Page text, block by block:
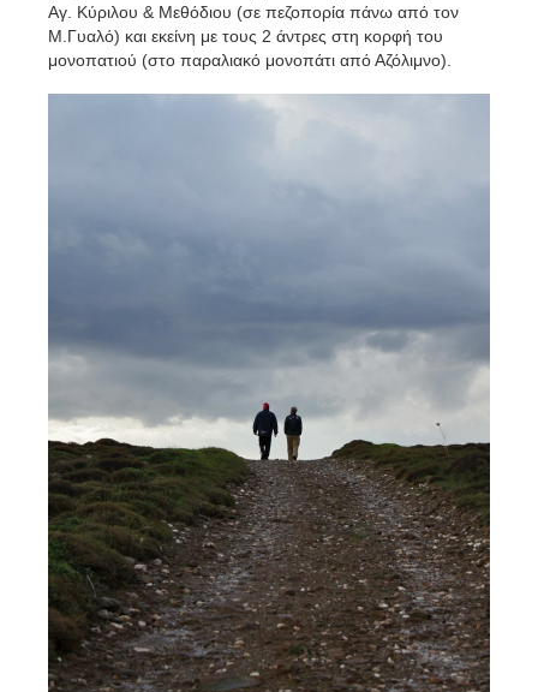
Αγ. Κύριλου & Μεθόδιου (σε πεζοπορία πάνω από τον
Μ.Γυαλό) και εκείνη με τους 2 άντρες στη κορφή του
μονοπατιού (στο παραλιακό μονοπάτι από Αζόλιμνο).